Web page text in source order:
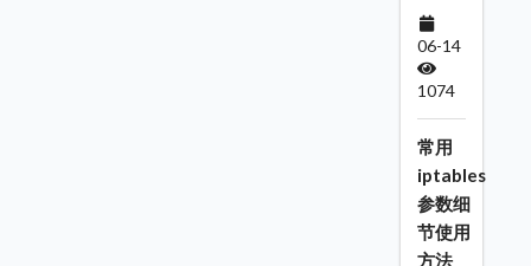
06-14
1074
常用
iptables
参数细
节使用
方法